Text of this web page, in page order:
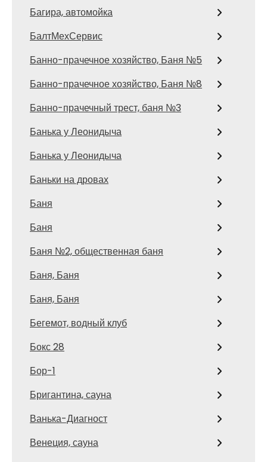
Багира, автомойка
БалтМехСервис
Банно-прачечное хозяйство, Баня №5
Банно-прачечное хозяйство, Баня №8
Банно-прачечный трест, баня №3
Банька у Леонидыча
Банька у Леонидыча
Баньки на дровах
Баня
Баня
Баня №2, общественная баня
Баня, Баня
Баня, Баня
Бегемот, водный клуб
Бокс 28
Бор-1
Бригантина, сауна
Ванька-Диагност
Венеция, сауна